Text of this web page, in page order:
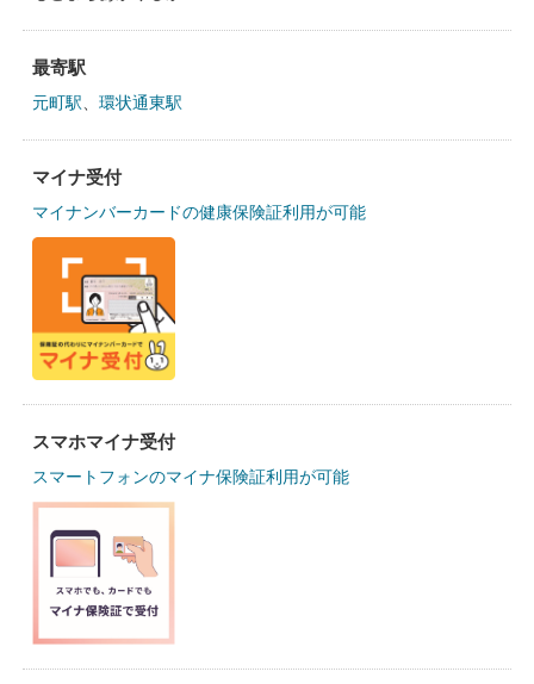
最寄駅
元町駅 環状通東駅
マイナ受付
マイナンバーカードの健康保険証利用が可能
スマホマイナ受付
スマートフォンのマイナ保険証利用が可能